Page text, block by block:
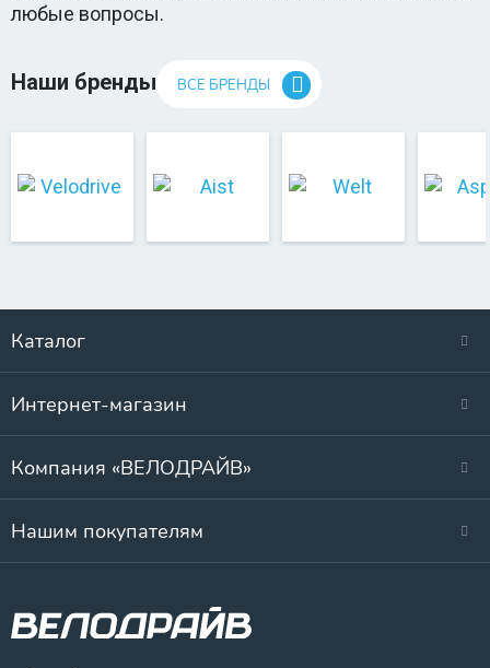
любые вопросы.
Наши бренды ВСЕ БРЕНДЫ
Каталог
Интернет-магазин
Компания «ВЕЛОДРАЙВ»
Нашим покупателям